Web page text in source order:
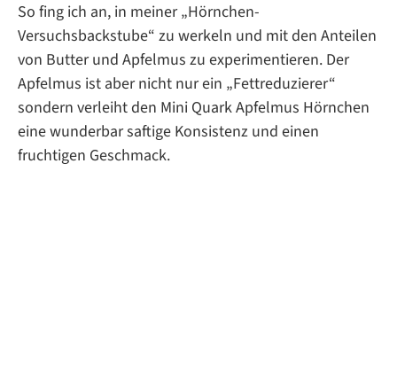
So fing ich an, in meiner „Hörnchen-
Versuchsbackstube“ zu werkeln und mit den Anteilen
von Butter und Apfelmus zu experimentieren. Der
Apfelmus ist aber nicht nur ein „Fettreduzierer“
sondern verleiht den Mini Quark Apfelmus Hörnchen
eine wunderbar saftige Konsistenz und einen
fruchtigen Geschmack.